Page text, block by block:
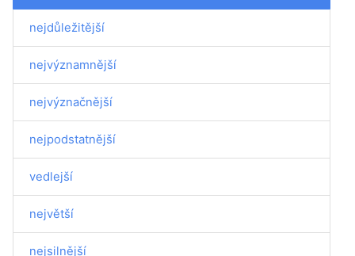
nejdůležitější
nejvýznamnější
nejvýznačnější
nejpodstatnější
vedlejší
největší
nejsilnější